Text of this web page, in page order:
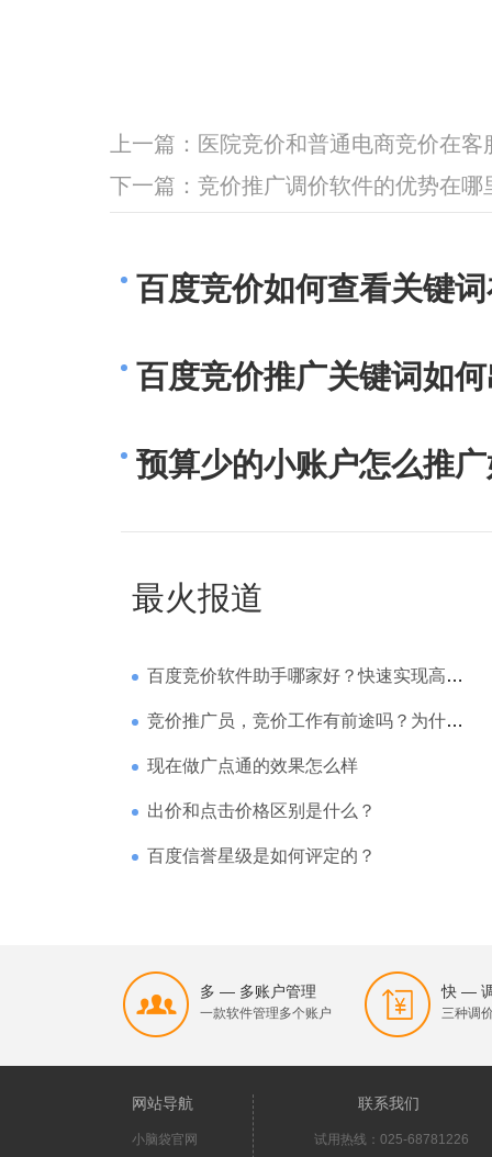
上一篇： 医院竞价和普通电商竞价在
下一篇： 竞价推广调价软件的优势在哪
百度竞价如何查看关键
百度竞价推广关键词如
预算少的小账户怎么推
最火报道
百度竞价软件助手哪家好？快速实现高回报哪家强？
竞价推广员，竞价工作有前途吗？为什么待遇那么高
现在做广点通的效果怎么样
出价和点击价格区别是什么？
百度信誉星级是如何评定的？
多 — 多账户管理
一款软件管理多个账户
快 —
三种调
网站导航
小脑袋官网
联系我们
试用热线：025-68781226